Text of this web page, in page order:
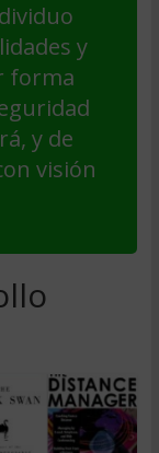
y
forma
y de
visión